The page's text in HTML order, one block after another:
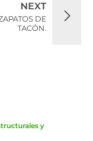
NEXT
DE
TACÓN.
y